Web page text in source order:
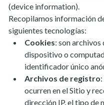
(device information).
Recopilamos información
siguientes tecnologías:
Cookies: son archivos
dispositivo o
identificador único
Archivos de registro
ocurren en el Sitio y
dirección IP, el tipo de